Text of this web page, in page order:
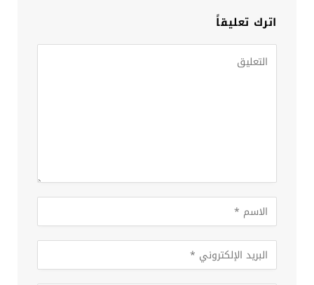
اترك تعليقاً